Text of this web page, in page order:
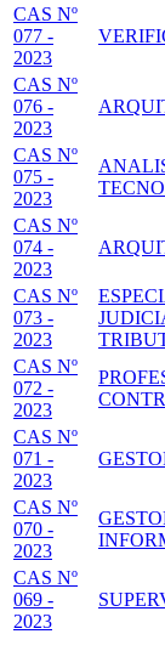
CAS Nº
077 -
2023
CAS Nº
076 -
2023
CAS Nº
075 -
2023
CAS Nº
074 -
2023
CAS Nº
073 -
2023
CAS Nº
072 -
2023
CAS Nº
071 -
2023
CAS Nº
070 -
2023
CAS Nº
069 -
2023